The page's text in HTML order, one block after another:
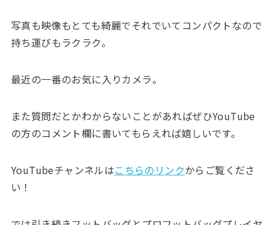
写真も映像もとても綺麗でそれでいてコンパクトなので
持ち運びもラクラク。
最近の一番のお気に入りカメラ。
また質問だとかわからないことがあればぜひYouTube
の方のコメント欄に書いてもらえれば嬉しいです。
YouTubeチャンネルはこちらのリンクからご覧くださ
い！